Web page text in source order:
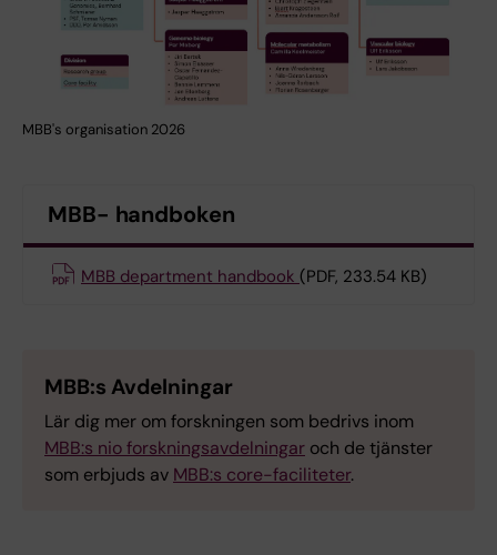
MBB's organisation 2026
MBB- handboken
MBB department handbook (PDF, 233.54 KB)
MBB:s Avdelningar
Lär dig mer om forskningen som bedrivs inom
MBB:s nio forskningsavdelningar och de tjänster
som erbjuds av MBB:s core-faciliteter.